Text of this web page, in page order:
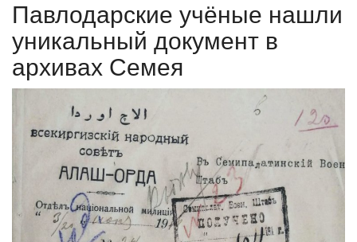
ПАВЛОДАРСКАЯ ОБЛАСТЬ
КАЗАХСТАН
СПЕЦПРОЕКТЫ
Чек-лист
Павлодарские учёные нашли
уникальный документ в
архивах Семея